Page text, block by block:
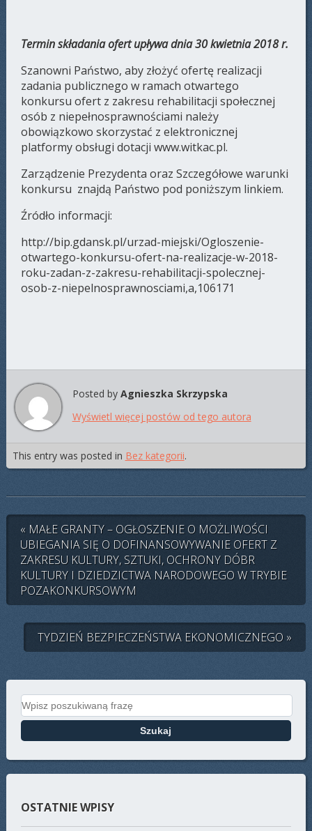
Termin składania ofert upływa dnia 30 kwietnia 2018 r.
Szanowni Państwo, aby złożyć ofertę realizacji
zadania publicznego w ramach otwartego
konkursu ofert z zakresu rehabilitacji społecznej
osób z niepełnosprawnościami należy
obowiązkowo skorzystać z elektronicznej
platformy obsługi dotacji www.witkac.pl.
Zarządzenie Prezydenta oraz Szczegółowe warunki
konkursu znajdą Państwo pod poniższym linkiem.
Źródło informacji:
http://bip.gdansk.pl/urzad-miejski/Ogloszenie-
otwartego-konkursu-ofert-na-realizacje-w-2018-
roku-zadan-z-zakresu-rehabilitacji-spolecznej-
osob-z-niepelnosprawnosciami,a,106171
Posted by Agnieszka Skrzypska
Wyświetl więcej postów od tego autora
This entry was posted in Bez kategorii.
« MAŁE GRANTY – OGŁOSZENIE O MOŻLIWOŚCI
UBIEGANIA SIĘ O DOFINANSOWYWANIE OFERT Z
ZAKRESU KULTURY, SZTUKI, OCHRONY DÓBR
KULTURY I DZIEDZICTWA NARODOWEGO W TRYBIE
POZAKONKURSOWYM
TYDZIEŃ BEZPIECZEŃSTWA EKONOMICZNEGO »
Search for:
OSTATNIE WPISY